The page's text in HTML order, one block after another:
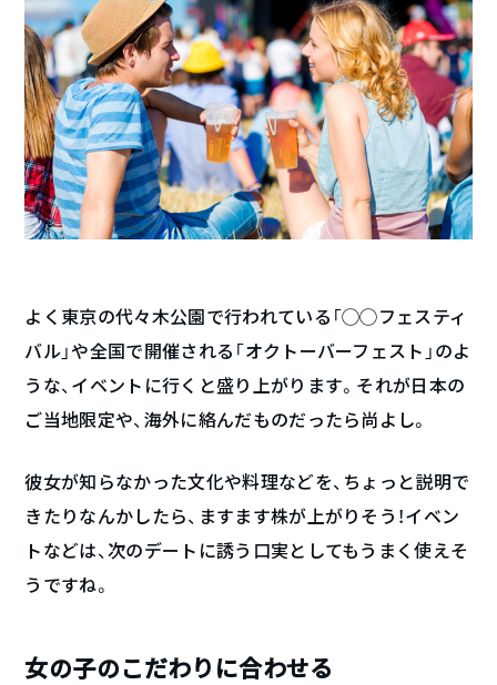
よく東京の代々木公園で行われている「◯◯フェスティ
バル」や全国で開催される「オクトーバーフェスト」のよ
うな、イベントに行くと盛り上がります。それが日本の
ご当地限定や、海外に絡んだものだったら尚よし。
彼女が知らなかった文化や料理などを、ちょっと説明で
きたりなんかしたら、ますます株が上がりそう！イベン
トなどは、次のデートに誘う口実としてもうまく使えそ
うですね。
女の子のこだわりに合わせる